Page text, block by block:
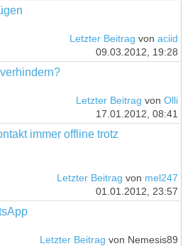
Letzter Beitrag von aciid
09.03.2012, 19:28
Letzter Beitrag von Olli
17.01.2012, 08:41
immer offline trotz
Letzter Beitrag von mel247
01.01.2012, 23:57
Letzter Beitrag von Nemesis89